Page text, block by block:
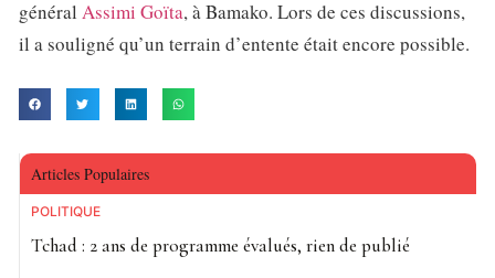
général Assimi Goïta, à Bamako. Lors de ces discussions,
il a souligné qu’un terrain d’entente était encore possible.
Articles Populaires
POLITIQUE
Tchad : 2 ans de programme évalués, rien de publié